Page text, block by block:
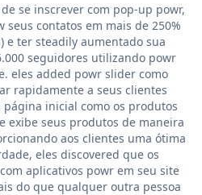
se inscrever com pop-up powr,
seus contatos em mais de 250%
e ter steadily aumentado sua
seguidores utilizando powr
eles added powr slider como
rapidamente a seus clientes
inicial como os produtos
exibe seus produtos de maneira
aos clientes uma ótima
eles discovered que os
aplicativos powr em seu site
do que qualquer outra pessoa